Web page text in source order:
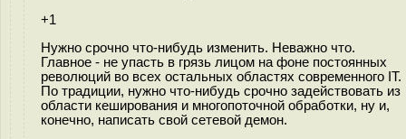
+1
Нужно срочно что-нибудь изменить. Неважно что.
Главное - не упасть в грязь лицом на фоне постоянных
революций во всех остальных областях современного IT.
По традиции, нужно что-нибудь срочно задействовать из
области кеширования и многопоточной обработки, ну и,
конечно, написать свой сетевой демон.